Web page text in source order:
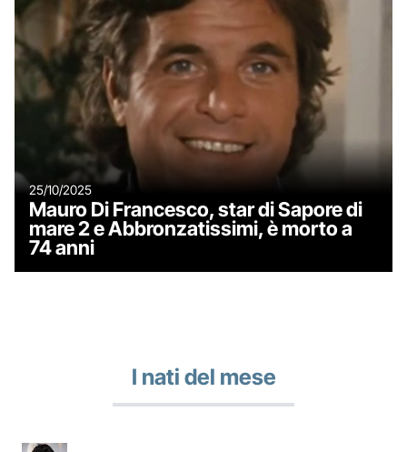
25/10/2025
Mauro Di Francesco, star di Sapore di
mare 2 e Abbronzatissimi, è morto a
74 anni
I nati del mese